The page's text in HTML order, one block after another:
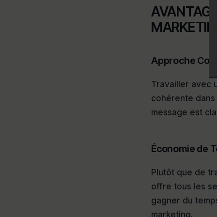
Approche
Travailler avec
cohérente
message est
Économie de
Plutôt que de
offre tous les
gagner du
marketing.